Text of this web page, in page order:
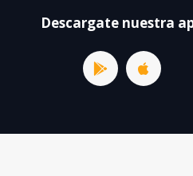
Descargate nuestra